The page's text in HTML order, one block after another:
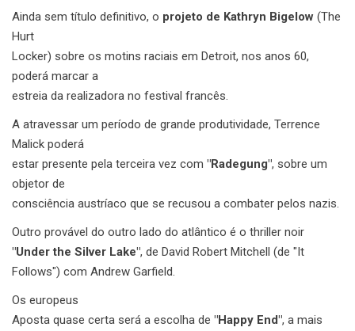
Ainda sem título definitivo, o projeto de Kathryn Bigelow (The
Hurt
Locker) sobre os motins raciais em Detroit, nos anos 60,
poderá marcar a
estreia da realizadora no festival francês.
A atravessar um período de grande produtividade, Terrence
Malick poderá
estar presente pela terceira vez com "Radegung", sobre um
objetor de
consciência austríaco que se recusou a combater pelos nazis.
Outro provável do outro lado do atlântico é o thriller noir
"Under the Silver Lake", de David Robert Mitchell (de "It
Follows") com Andrew Garfield.
Os europeus
Aposta quase certa será a escolha de "Happy End", a mais